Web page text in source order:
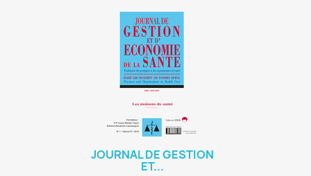
JOURNAL DE GESTION
ET...